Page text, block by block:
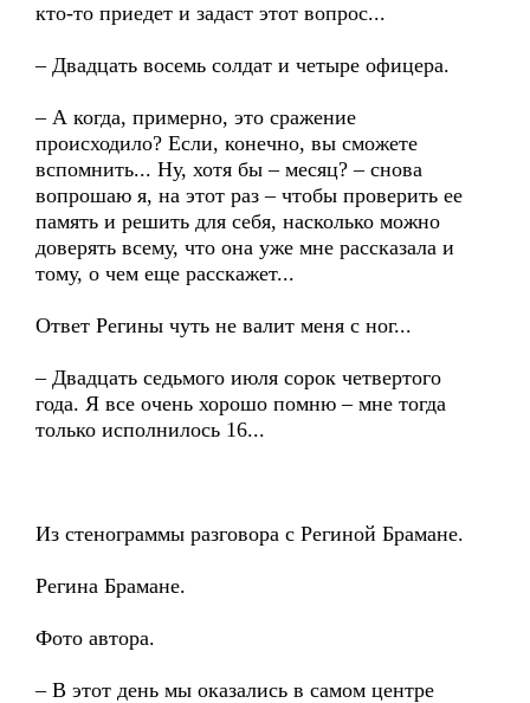
кто-то приедет и задаст этот вопрос...
– Двадцать восемь солдат и четыре офицера.
– А когда, примерно, это сражение
происходило? Если, конечно, вы сможете
вспомнить... Ну, хотя бы – месяц? – снова
вопрошаю я, на этот раз – чтобы проверить ее
память и решить для себя, насколько можно
доверять всему, что она уже мне рассказала и
тому, о чем еще расскажет...
Ответ Регины чуть не валит меня с ног...
– Двадцать седьмого июля сорок четвертого
года. Я все очень хорошо помню – мне тогда
только исполнилось 16...
Из стенограммы разговора с Региной Брамане.
Регина Брамане.
Фото автора.
– В этот день мы оказались в самом центре